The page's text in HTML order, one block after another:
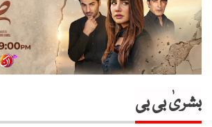
بشریٰ بی بی